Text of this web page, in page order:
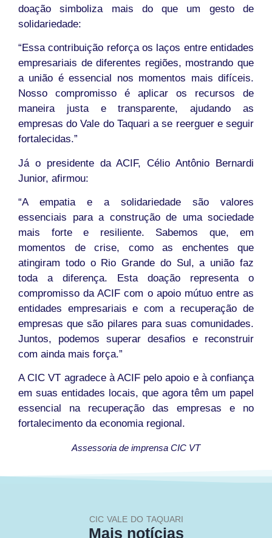
doação simboliza mais do que um gesto de
solidariedade:
“Essa contribuição reforça os laços entre entidades
empresariais de diferentes regiões, mostrando que
a união é essencial nos momentos mais difíceis.
Nosso compromisso é aplicar os recursos de
maneira justa e transparente, ajudando as
empresas do Vale do Taquari a se reerguer e seguir
fortalecidas.”
Já o presidente da ACIF, Célio Antônio Bernardi
Junior, afirmou:
“A empatia e a solidariedade são valores
essenciais para a construção de uma sociedade
mais forte e resiliente. Sabemos que, em
momentos de crise, como as enchentes que
atingiram todo o Rio Grande do Sul, a união faz
toda a diferença. Esta doação representa o
compromisso da ACIF com o apoio mútuo entre as
entidades empresariais e com a recuperação de
empresas que são pilares para suas comunidades.
Juntos, podemos superar desafios e reconstruir
com ainda mais força.”
A CIC VT agradece à ACIF pelo apoio e à confiança
em suas entidades locais, que agora têm um papel
essencial na recuperação das empresas e no
fortalecimento da economia regional.
Assessoria de imprensa CIC VT
CIC VALE DO TAQUARI
Mais notícias